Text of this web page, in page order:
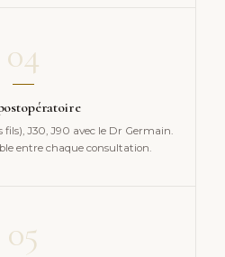
04
fils), J30, J90 avec le Dr Germain.
entre chaque consultation.
05